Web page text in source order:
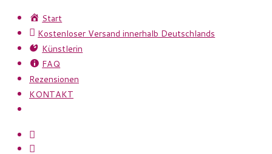
Zum
Inhalt
springen
Start
Kostenloser Versand innerhalb Deutschlands
Künstlerin
FAQ
Rezensionen
KONTAKT